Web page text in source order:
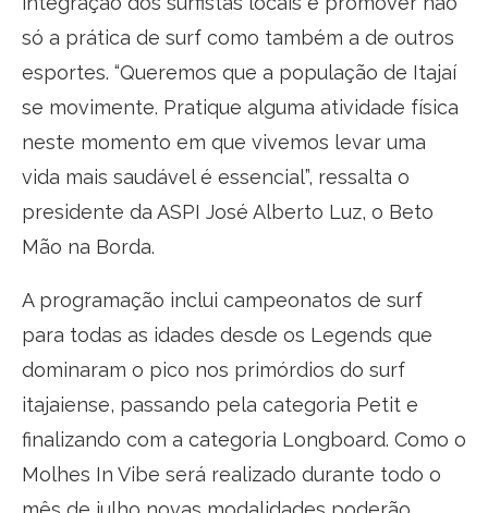
só a prática de surf como também a de outros
esportes. “Queremos que a população de Itajaí
se movimente. Pratique alguma atividade física
neste momento em que vivemos levar uma
vida mais saudável é essencial”, ressalta o
presidente da ASPI José Alberto Luz, o Beto
Mão na Borda.
A programação inclui campeonatos de surf
para todas as idades desde os Legends que
dominaram o pico nos primórdios do surf
itajaiense, passando pela categoria Petit e
finalizando com a categoria Longboard. Como o
Molhes In Vibe será realizado durante todo o